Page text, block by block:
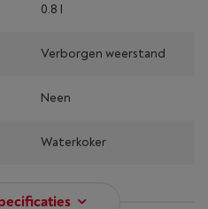
0.8 l
Verborgen weerstand
Neen
Waterkoker